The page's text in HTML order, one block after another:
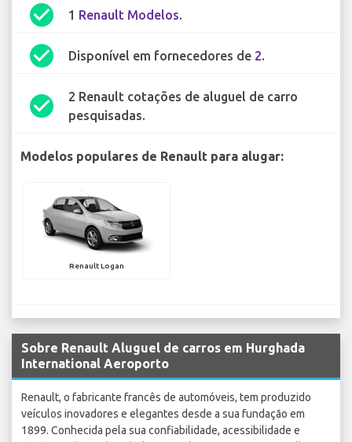
check_circle 1 Renault Modelos.
check_circle Disponível em fornecedores de 2.
check_circle
2 Renault cotações de aluguel de carro
pesquisadas.
Modelos populares de Renault para alugar:
Renault Logan
Sobre Renault Aluguel de carros em Hurghada
International Aeroporto
Renault, o fabricante francês de automóveis, tem produzido
veículos inovadores e elegantes desde a sua fundação em
1899. Conhecida pela sua confiabilidade, acessibilidade e